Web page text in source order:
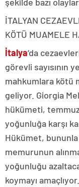
İTALYAN
KÖTÜ MUAMELE
İtalya‘da
görevli sayısının
mahkumlara kötü
geliyor. Giorgia
hükümeti, temmuz
yoğunluğa karşı
Hükümet,
memurunun
yoğunluğu
koymayı